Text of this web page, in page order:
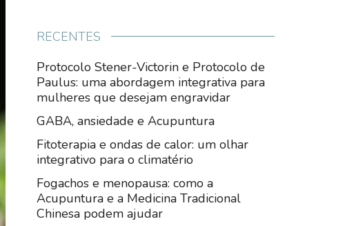
RECENTES
Protocolo Stener-Victorin e Protocolo de
Paulus: uma abordagem integrativa para
mulheres que desejam engravidar
GABA, ansiedade e Acupuntura
Fitoterapia e ondas de calor: um olhar
integrativo para o climatério
Fogachos e menopausa: como a
Acupuntura e a Medicina Tradicional
Chinesa podem ajudar